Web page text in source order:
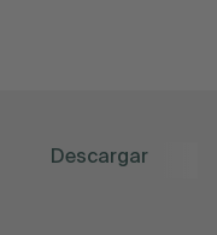
Descargar